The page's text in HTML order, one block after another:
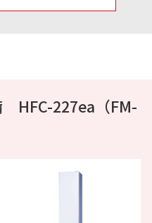
HFC-227ea（FM-